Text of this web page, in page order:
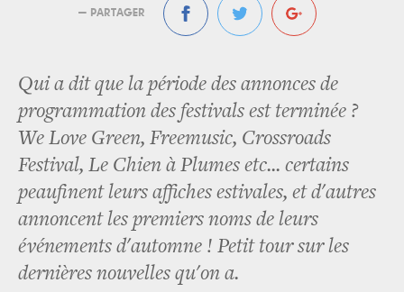
— PARTAGER
Qui a dit que la période des annonces de
programmation des festivals est terminée ?
We Love Green, Freemusic, Crossroads
Festival, Le Chien à Plumes etc... certains
peaufinent leurs affiches estivales, et d'autres
annoncent les premiers noms de leurs
événements d'automne ! Petit tour sur les
dernières nouvelles qu'on a.